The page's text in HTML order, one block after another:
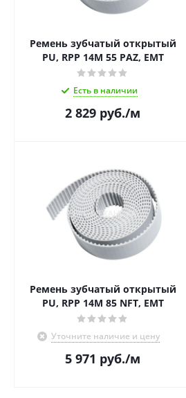
Ремень зубчатый открытый
PU, RPP 14M 55 PAZ, EMT
Есть в наличии
2 829 руб./м
Ремень зубчатый открытый
PU, RPP 14M 85 NFT, EMT
Уточните наличие и цену
5 971 руб./м